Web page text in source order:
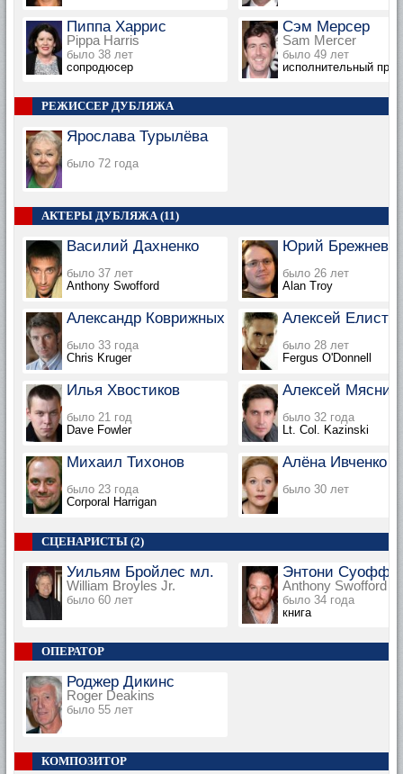
Пиппа Харрис
Pippa Harris
было 38 лет
сопродюсер
Сэм Мерсер
Sam Mercer
было 49 лет
исполнительный
РЕЖИССЕР ДУБЛЯЖА
Ярослава Турылёва
было 72 года
АКТЕРЫ ДУБЛЯЖА (11)
Василий Дахненко
было 37 лет
Anthony Swofford
Юрий Брежнев
было 26 лет
Alan Troy
Александр Коврижных
было 33 года
Chris Kruger
Алексей
было 28 лет
Fergus O'Donnell
Илья Хвостиков
было 21 год
Dave Fowler
Алексей
было 32 года
Lt. Col. Kazinski
Михаил Тихонов
было 23 года
Corporal Harrigan
Алёна Ивченко
было 30 лет
СЦЕНАРИСТЫ (2)
Уильям Бройлес мл.
William Broyles Jr.
было 60 лет
Энтони
Anthony Swofford
было 34 года
книга
ОПЕРАТОР
Роджер Дикинс
Roger Deakins
было 55 лет
КОМПОЗИТОР